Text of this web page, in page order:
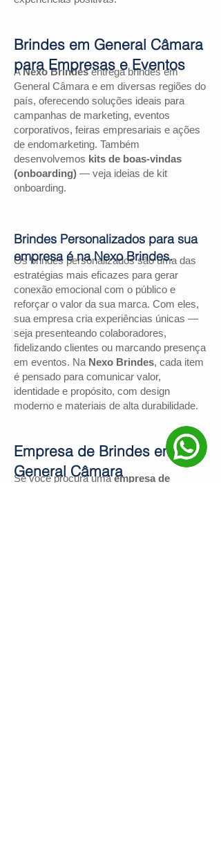
ANexo Brindesentrega brindes em
General Câmara e em diversas regiões do
país, oferecendo soluções ideais para
campanhas de marketing, eventos
corporativos, feiras empresariais e ações
de endomarketing. Também
desenvolvemos kits de boas-vindas
(onboarding) — veja ideias de kit
onboarding.
Os brindes personalizados são uma das
estratégias mais eficazes para gerar
conexão emocional com o público e
reforçar o valor da sua marca. Com eles,
sua empresa cria experiências únicas —
seja presenteando colaboradores,
fidelizando clientes ou marcando presença
em eventos. Na Nexo Brindes, cada item
é pensado para comunicar valor,
identidade e propósito, com design
moderno e materiais de alta durabilidade.
Se você procura umaempresa de
Brindes em General Câmara
para Empresas e Eventos
Brindes Personalizados para sua
empresa é na Nexo Brindes.
Empresa de Brindes em
General Câmara